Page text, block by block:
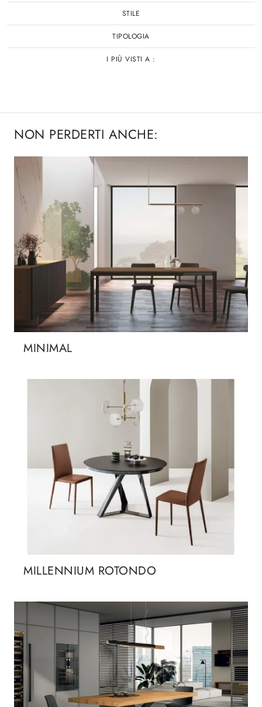
STILE
TIPOLOGIA
I PIÙ VISTI A :
NON PERDERTI ANCHE:
MINIMAL
MILLENNIUM ROTONDO